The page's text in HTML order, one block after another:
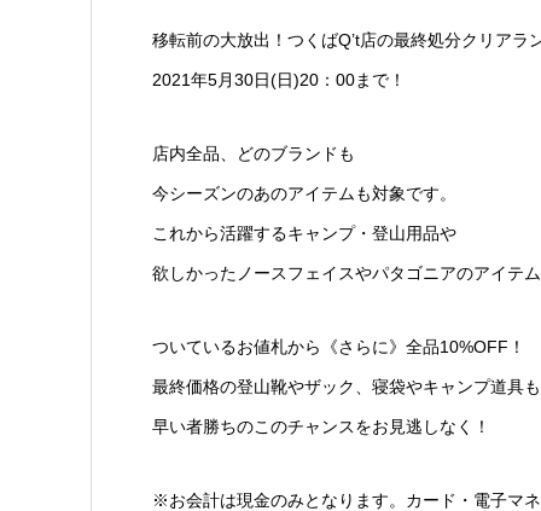
移転前の大放出！つくばQ’t店の最終処分クリアラ
2021年5月30日(日)20：00まで！
店内全品、どのブランドも
今シーズンのあのアイテムも対象です。
これから活躍するキャンプ・登山用品や
欲しかったノースフェイスやパタゴニアのアイテ
ついているお値札から《さらに》全品10%OFF！
最終価格の登山靴やザック、寝袋やキャンプ道具
早い者勝ちのこのチャンスをお見逃しなく！
※お会計は現金のみとなります。カード・電子マ